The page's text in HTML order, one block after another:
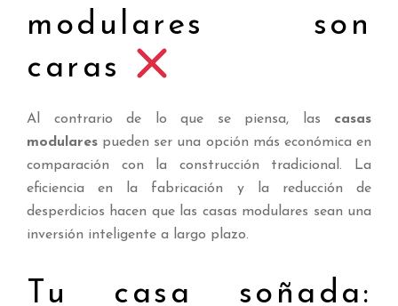
modulares son
caras
Al contrario de lo que se piensa, las casas
modulares pueden ser una opción más económica en
comparación con la construcción tradicional. La
eficiencia en la fabricación y la reducción de
desperdicios hacen que las casas modulares sean una
inversión inteligente a largo plazo.
Tu casa soñada: